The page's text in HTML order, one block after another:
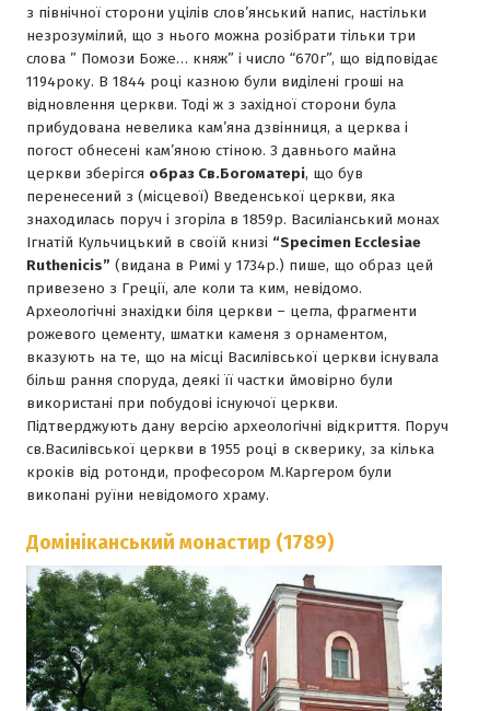
з пiвнiчної сторони уцiлiв слов’янський напис, настiльки
незрозумiлий, що з нього можна розiбрати тiльки три
слова ” Помози Боже… княж” i число “670г”, що вiдповiдає
1194року. В 1844 роцi казною були видiленi грошi на
вiдновлення церкви. Тодi ж з захiдної сторони була
прибудована невелика кам’яна дзвiнниця, а церква i
погост обнесенi кам’яною стiною. З давнього майна
церкви зберiгся образ Св.Богоматерi, що був
перенесений з (мiсцевої) Введенської церкви, яка
знаходилась поруч i згорiла в 1859р. Василiанський монах
Iгнатiй Кульчицький в своїй книзi “Specimen Ecclesiae
Ruthenicis” (виданa в Римi у 1734р.) пише, що образ цей
привезено з Грецiї, але коли та ким, невiдомо.
Археологiчнi знахiдки бiля церкви – цегла, фрагменти
рожевого цементу, шматки каменя з орнаментом,
вказують на те, що на мiсцi Василiвської церкви iснувала
бiльш рання споруда, деякi її частки ймовiрно були
використанi при побудовi iснуючої церкви.
Пiдтверджують дану версiю археологiчнi вiдкриття. Поруч
св.Василiвської церкви в 1955 роцi в скверику, за кiлька
крокiв вiд ротонди, професором М.Каргером були
викопанi руїни невiдомого храму.
Домініканський монастир (1789)